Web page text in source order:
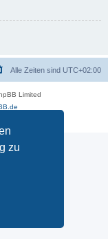
zu
Alle Zeiten sind UTC+02:00
Limited